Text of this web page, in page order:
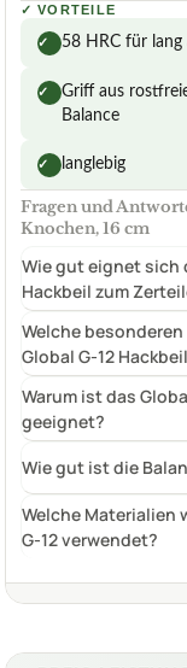
✓ VORTEILE
✓ 58 HRC für
✓
Griff aus
Balance
✓ langlebig
Fragen und
Knochen, 16 cm
Wie gut eignet sich
Hackbeil zum
Welche
Global G-12
Warum ist das
geeignet?
Wie gut ist die
Welche Materialien
G-12 verwendet?